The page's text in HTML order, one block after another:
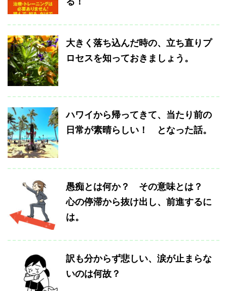
大きく落ち込んだ時の、立ち直りプ
ロセスを知っておきましょう。
ハワイから帰ってきて、当たり前の
日常が素晴らしい！ となった話。
愚痴とは何か？ その意味とは？
心の停滞から抜け出し、前進するに
は。
訳も分からず悲しい、涙が止まらな
いのは何故？